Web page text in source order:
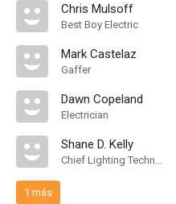
Chris Mulsoff
Best Boy Electric
Mark Castelaz
Gaffer
Dawn Copeland
Electrician
Shane D. Kelly
Chief Lighting Technician
1 más